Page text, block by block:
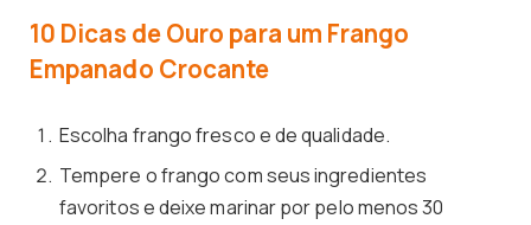
10 Dicas de Ouro para um Frango
Empanado Crocante
Escolha frango fresco e de qualidade.
Tempere o frango com seus ingredientes
favoritos e deixe marinar por pelo menos 30